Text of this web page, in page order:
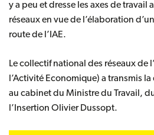
y a peu et dresse les axes de travail
réseaux en vue de l’élaboration
route de l’IAE.
Le collectif national des réseaux de
l’Activité Economique) a transmis
au cabinet du Ministre du Travail,
l’Insertion Olivier Dussopt.